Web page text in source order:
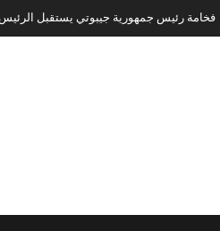
فخامة رئيس جمهورية جيبوتي يستقبل الرئيس